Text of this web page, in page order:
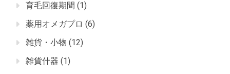
育毛回復期間 (1)
薬用オメガプロ (6)
雑貨・小物 (12)
雑貨什器 (1)